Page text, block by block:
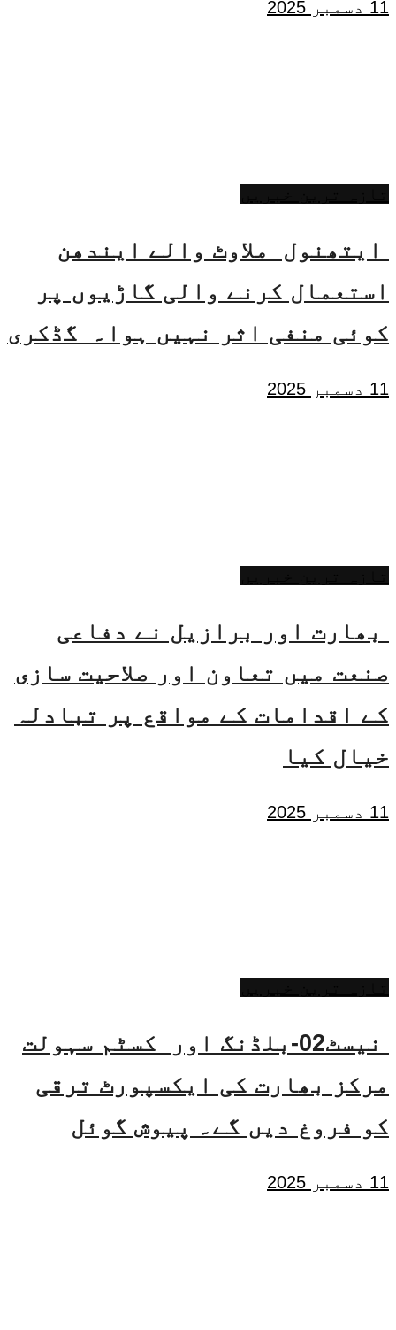
11 دسمبر 2025
ایتھنول ملاوٹ والے ایندھن
استعمال کرنے والی گاڑیوں پر
کوئی منفی اثر نہیں ہوا۔ گڈکری
11 دسمبر 2025
بھارت اور برازیل نے دفاعی
صنعت میں تعاون اور صلاحیت سازی
کے اقدامات کے مواقع پر تبادلہ
خیال کیا
11 دسمبر 2025
نیسٹ02-بلڈنگ اور کسٹم سہولت
مرکز بھارت کی ایکسپورٹ ترقی
کو فروغ دیں گے۔ پیوش گوئل
11 دسمبر 2025